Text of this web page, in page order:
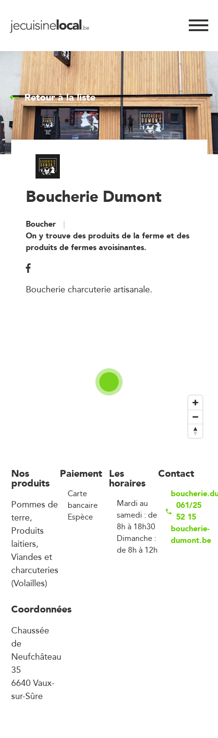
Retour à la liste
Boucherie Dumont
Boucher
On y trouve des produits de la ferme et des
produits de fermes avoisinantes.
Boucherie charcuterie artisanale.
Nos
produits
Pommes de
terre,
Produits
laitiers,
Viandes et
charcuteries
(Volailles)
Paiement
Carte
bancaire
Espèce
Les
horaires
Mardi au
samedi : de
8h à 18h30
Dimanche :
de 8h à 12h
Contact
061/25
52 15
boucherie-
dumont.be
Coordonnées
Chaussée
de
Neufchâteau
35
6640 Vaux-
sur-Sûre